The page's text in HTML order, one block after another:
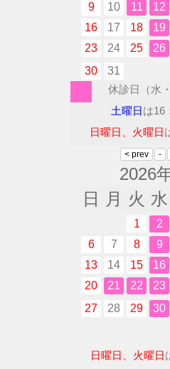
9
10 11 12
16
17 18 19
23
24 25 26
30
31
休診日（水
土曜日は16
日曜日、火曜日
2026
日
月 火 水
1 2
6
7 8 9
13
14 15 16
20
21 22 23
27
28 29 30
日曜日、火曜日